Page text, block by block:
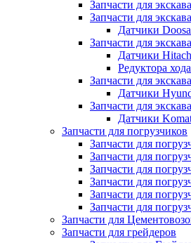
Запчасти для
Запчасти для
Датчики
Запчасти для
Датчики
Редуктора
Запчасти для
Датчики
Запчасти для
Датчики
Запчасти для погрузчиков
Запчасти для
Запчасти для
Запчасти для
Запчасти для
Запчасти для
Запчасти для
Запчасти для
Запчасти для грейдеров